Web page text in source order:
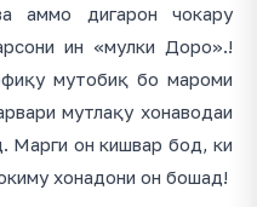
аммо дигарон чокару
ин «мулки Доро».!
мутобиқ бо мароми
мутлақу хонаводаи
Марги он кишвар бод, ки
хонадони он бошад!